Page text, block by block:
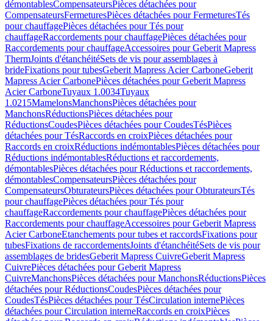
démontablesCompensateursPièces détachées pour
CompensateursFermeturesPièces détachées pour FermeturesTés
pour chauffagePièces détachées pour Tés pour
chauffageRaccordements pour chauffagePièces détachées pour
Raccordements pour chauffageAccessoires pour Geberit Mapress
ThermJoints d'étanchéitéSets de vis pour assemblages à
brideFixations pour tubesGeberit Mapress Acier CarboneGeberit
Mapress Acier CarbonePièces détachées pour Geberit Mapress
Acier CarboneTuyaux 1.0034Tuyaux
1.0215MamelonsManchonsPièces détachées pour
ManchonsRéductionsPièces détachées pour
RéductionsCoudesPièces détachées pour CoudesTésPièces
détachées pour TésRaccords en croixPièces détachées pour
Raccords en croixRéductions indémontablesPièces détachées pour
Réductions indémontablesRéductions et raccordements,
démontablesPièces détachées pour Réductions et raccordements,
démontablesCompensateursPièces détachées pour
CompensateursObturateursPièces détachées pour ObturateursTés
pour chauffagePièces détachées pour Tés pour
chauffageRaccordements pour chauffagePièces détachées pour
Raccordements pour chauffageAccessoires pour Geberit Mapress
Acier CarboneEtanchements pour tubes et raccordsFixations pour
tubesFixations de raccordementsJoints d'étanchéitéSets de vis pour
assemblages de bridesGeberit Mapress CuivreGeberit Mapress
CuivrePièces détachées pour Geberit Mapress
CuivreManchonsPièces détachées pour ManchonsRéductionsPièces
détachées pour RéductionsCoudesPièces détachées pour
CoudesTésPièces détachées pour TésCirculation internePièces
détachées pour Circulation interneRaccords en croixPièces